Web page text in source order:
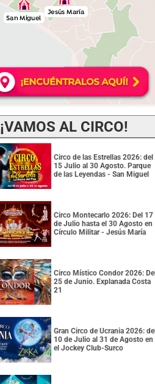
¡VAMOS AL CIRCO!
Circo de las Estrellas 2026: del
15 Julio al 30 Agosto. Parque
de las Leyendas - San Miguel
Circo Montecarlo 2026: Del 17
de Julio hasta el 30 Agosto en
Círculo Militar - Jesús María
Circo Místico Condor 2026: Del
25 de Junio. Explanada Costa
21
Gran Circo de Ucrania 2026: del
10 de Julio al 31 de Agosto en
el Jockey Club-Surco